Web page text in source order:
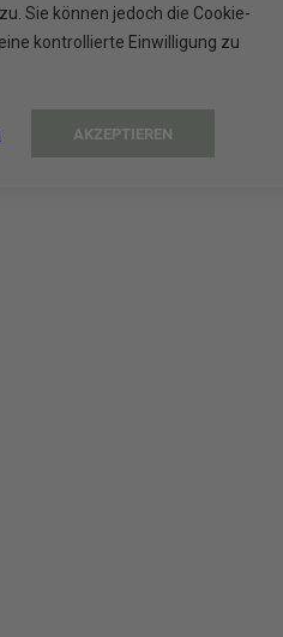
Sie können jedoch die Cookie-
kontrollierte Einwilligung zu
AKZEPTIEREN